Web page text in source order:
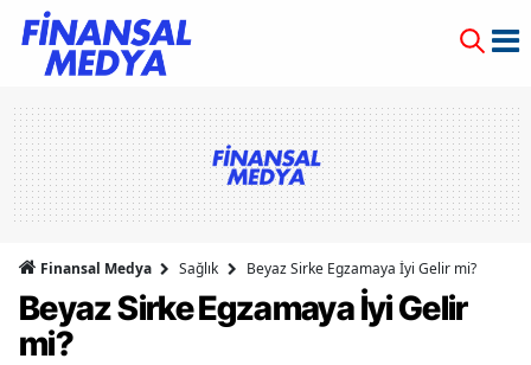
Finansal Medya Sağlık Beyaz Sirke Egzamaya İyi Gelir mi?
Beyaz Sirke Egzamaya İyi Gelir
mi?